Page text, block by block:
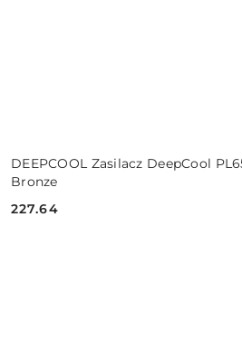
DEEPCOOL Zasilacz DeepCool
Bronze
Cena:
227.64